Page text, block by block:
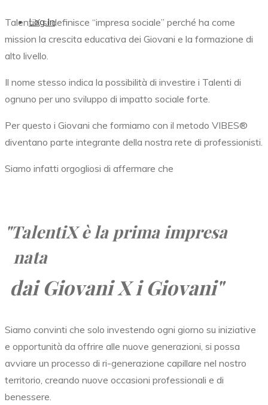
Log In
TalentiX si definisce “impresa sociale” perché ha come
mission la crescita educativa dei Giovani e la formazione di
alto livello.
Il nome stesso indica la possibilità di investire i Talenti di
ognuno per uno sviluppo di impatto sociale forte.
Per questo i Giovani che formiamo con il metodo VIBES®
diventano parte integrante della nostra rete di professionisti.
Siamo infatti orgogliosi di affermare che
"TalentiXè la prima impresa
nata
dai Giovani X i Giovani"
Siamo convinti che solo investendo ogni giorno su iniziative
e opportunità da offrire alle nuove generazioni, si possa
avviare un processo di ri-generazione capillare nel nostro
territorio, creando nuove occasioni professionali e di
benessere.